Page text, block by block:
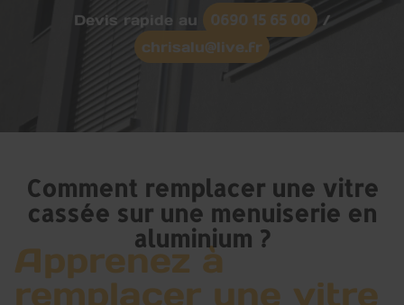
Devis rapide au 0690 15 65 00
/
chrisalu@live.fr
Comment remplacer une vitre
cassée sur une menuiserie en
aluminium ?
Apprenez à
remplacer une vitre